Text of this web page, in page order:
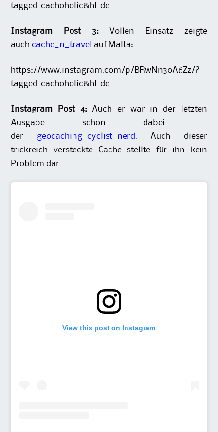
tagged=cachoholic&hl=de
Instagram Post 3:Vollen Einsatz zeigte
auchcache_n_travel auf Malta:
https://www.instagram.com/p/BRwNn3oA6Zz/?
tagged=cachoholic&hl=de
Instagram Post 4:Auch er war in der letzten
Ausgabe schon dabei –
der geocaching_cyclist_nerd
. Auch dieser
trickreich versteckte Cache stellte für ihn kein
Problem dar.
View this post on Instagram